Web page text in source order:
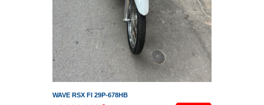
WAVE RSX FI 29P-678HB